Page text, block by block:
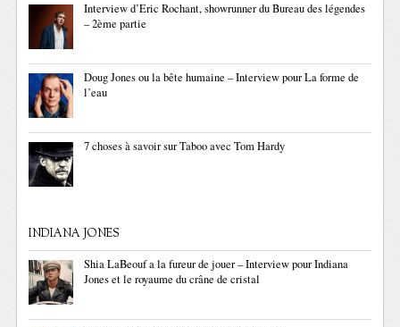
Interview d’Eric Rochant, showrunner du Bureau des légendes
– 2ème partie
Doug Jones ou la bête humaine – Interview pour La forme de
l’eau
7 choses à savoir sur Taboo avec Tom Hardy
INDIANA JONES
Shia LaBeouf a la fureur de jouer – Interview pour Indiana
Jones et le royaume du crâne de cristal